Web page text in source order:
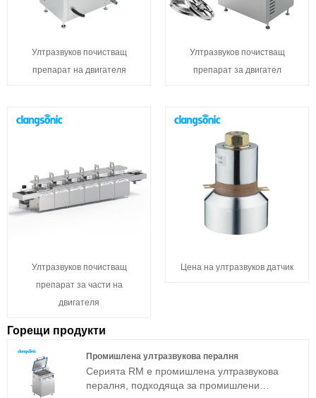
Ултразвуков почистващ
препарат на двигателя
Ултразвуков почистващ
препарат за двигател
Ултразвуков почистващ
препарат за части на
двигателя
Цена на ултразвуков датчик
Горещи продукти
Промишлена ултразвукова пералня
Серията RM е промишлена ултразвукова
пералня, подходяща за промишлени